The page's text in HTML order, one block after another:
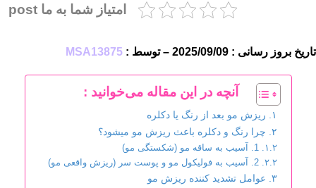
امتیاز شما به ما post
تاریخ بروز رسانی : 2025/09/09 – توسط : MSA13875
آنچه در این مقاله می‌خوانید :
ریزش مو بعد از رنگ یا دکلره
چرا رنگ و دکلره باعث ریزش مو میشود؟
1. آسیب به ساقه مو (شکستگی مو)
2. آسیب به فولیکول مو و پوست سر (ریزش واقعی مو)
عوامل تشدید کننده ریزش مو